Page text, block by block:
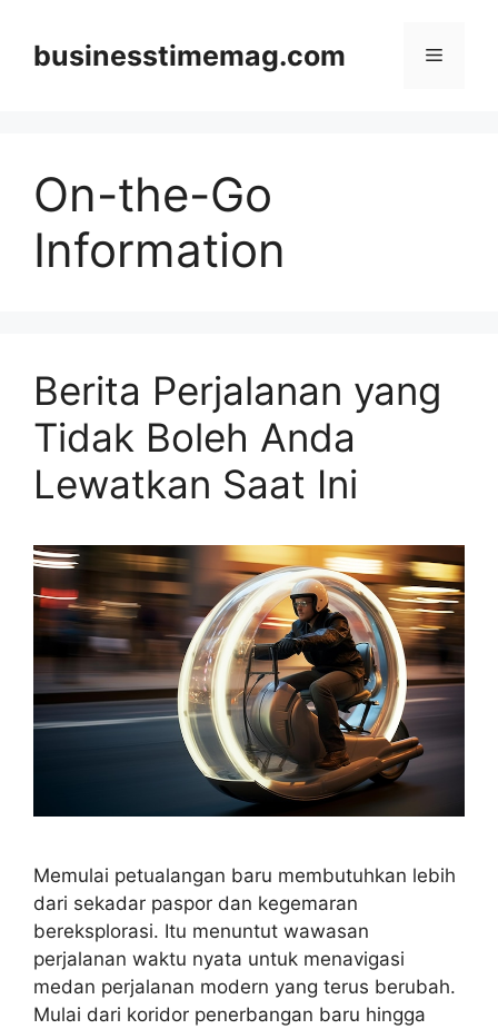
contentbusinesstimemag.com Menu
On-the-Go
Information
Berita Perjalanan yang
Tidak Boleh Anda
Lewatkan Saat Ini
Memulai petualangan baru membutuhkan lebih
dari sekadar paspor dan kegemaran
bereksplorasi. Itu menuntut wawasan
perjalanan waktu nyata untuk menavigasi
medan perjalanan modern yang terus berubah.
Mulai dari koridor penerbangan baru hingga